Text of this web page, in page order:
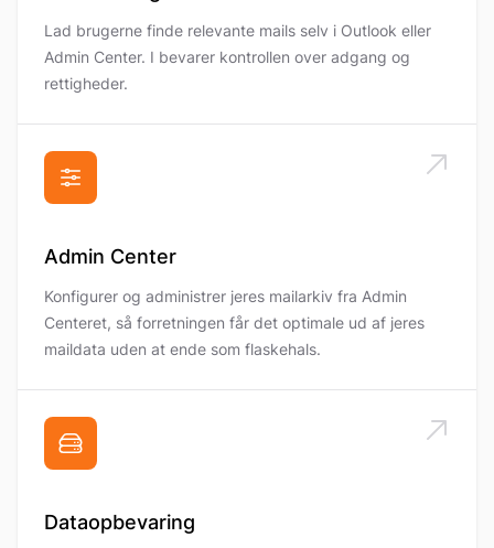
Lad brugerne finde relevante mails selv i Outlook eller
Admin Center. I bevarer kontrollen over adgang og
rettigheder.
Admin Center
Konfigurer og administrer jeres mailarkiv fra Admin
Centeret, så forretningen får det optimale ud af jeres
maildata uden at ende som flaskehals.
Dataopbevaring